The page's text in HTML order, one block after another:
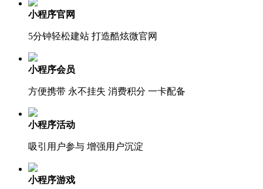
小程序官网
5分钟轻松建站 打造酷炫微官网
小程序会员
方便携带 永不挂失 消费积分 一卡配备
小程序活动
吸引用户参与 增强用户沉淀
小程序游戏